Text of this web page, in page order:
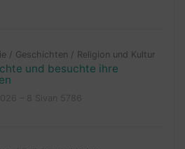
/ Geschichten / Religion und Kultur
und besuchte ihre